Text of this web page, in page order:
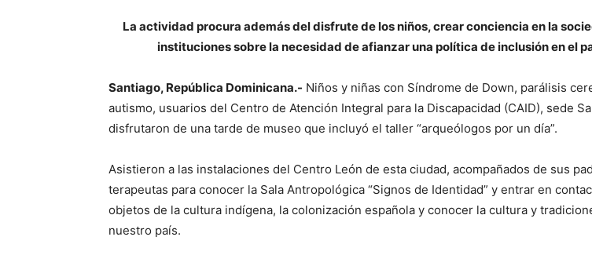
La actividad procura además del disfrute de los niños, crear conciencia en la
instituciones sobre la necesidad de afianzar una política de inclusión en el
Santiago, República Dominicana.- Niños y niñas con Síndrome de Down, parálisis
autismo, usuarios del Centro de Atención Integral para la Discapacidad (CAID), sede
disfrutaron de una tarde de museo que incluyó el taller “arqueólogos por un día”.
Asistieron a las instalaciones del Centro León de esta ciudad, acompañados de sus
terapeutas para conocer la Sala Antropológica “Signos de Identidad” y entrar en
objetos de la cultura indígena, la colonización española y conocer la cultura y
nuestro país.